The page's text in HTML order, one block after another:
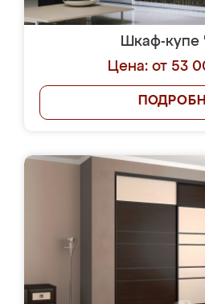
Шкаф-купе
Цена: от 53